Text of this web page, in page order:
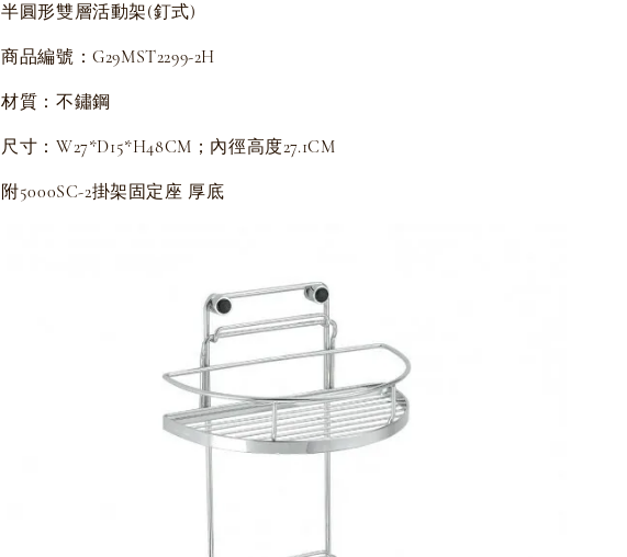
半圓形雙層活動架(釘式)
商品編號：G29MST2299-2H
材質：不鏽鋼
尺寸：W27*D15*H48CM；內徑高度27.1CM
附5000SC-2掛架固定座 厚底